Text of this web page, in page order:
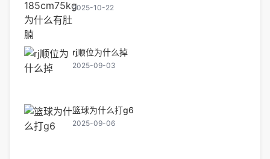
2025-10-22
rj顺位为什么掉
2025-09-03
篮球为什么打g6
2025-09-06